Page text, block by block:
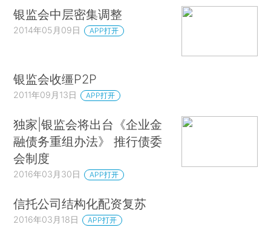
银监会中层密集调整
2014年05月09日 APP打开
银监会收缰P2P
2011年09月13日 APP打开
独家|银监会将出台《企业金
融债务重组办法》 推行债委
会制度
2016年03月30日 APP打开
信托公司结构化配资复苏
2016年03月18日 APP打开